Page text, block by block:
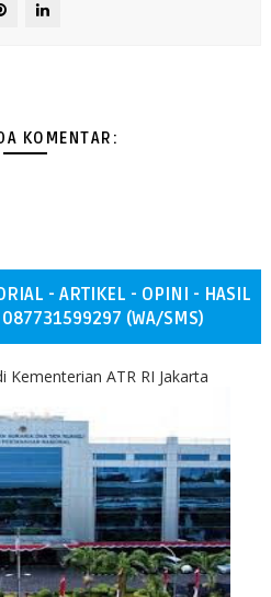
KOMENTAR:
- ARTIKEL - OPINI - HASIL
087731599297 (WA/SMS)
Kementerian ATR RI Jakarta